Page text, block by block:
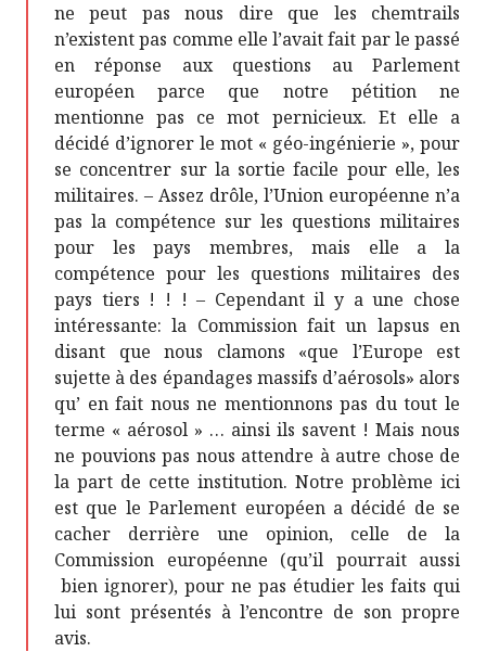
ne peut pas nous dire que les chemtrails
n’existent pas comme elle l’avait fait par le passé
en réponse aux questions au Parlement
européen parce que notre pétition ne
mentionne pas ce mot pernicieux. Et elle a
décidé d’ignorer le mot « géo-ingénierie », pour
se concentrer sur la sortie facile pour elle, les
militaires. – Assez drôle, l’Union européenne n’a
pas la compétence sur les questions militaires
pour les pays membres, mais elle a la
compétence pour les questions militaires des
pays tiers ! ! ! – Cependant il y a une chose
intéressante: la Commission fait un lapsus en
disant que nous clamons «que l’Europe est
sujette à des épandages massifs d’aérosols» alors
qu’ en fait nous ne mentionnons pas du tout le
terme « aérosol » … ainsi ils savent ! Mais nous
ne pouvions pas nous attendre à autre chose de
la part de cette institution. Notre problème ici
est que le Parlement européen a décidé de se
cacher derrière une opinion, celle de la
Commission européenne (qu’il pourrait aussi
bien ignorer), pour ne pas étudier les faits qui
lui sont présentés à l’encontre de son propre
avis.